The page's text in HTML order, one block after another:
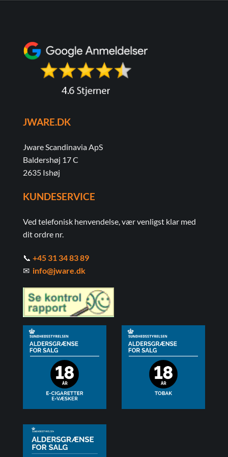
JWARE.DK
Jware Scandinavia ApS
Baldershøj 17 C
2635 Ishøj
KUNDESERVICE
Ved telefonisk henvendelse, vær venligst klar med
dit ordre nr.
📞 +45 31 34 83 89
✉ info@jware.dk